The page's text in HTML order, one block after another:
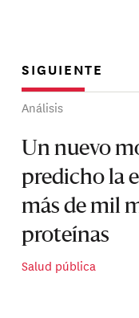
SIGUIENTE
Análisis
Un nuevo
predicho la
más de mil
proteínas
Salud pública